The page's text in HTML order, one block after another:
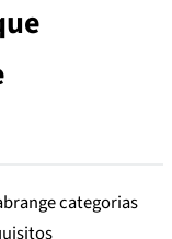
categorias